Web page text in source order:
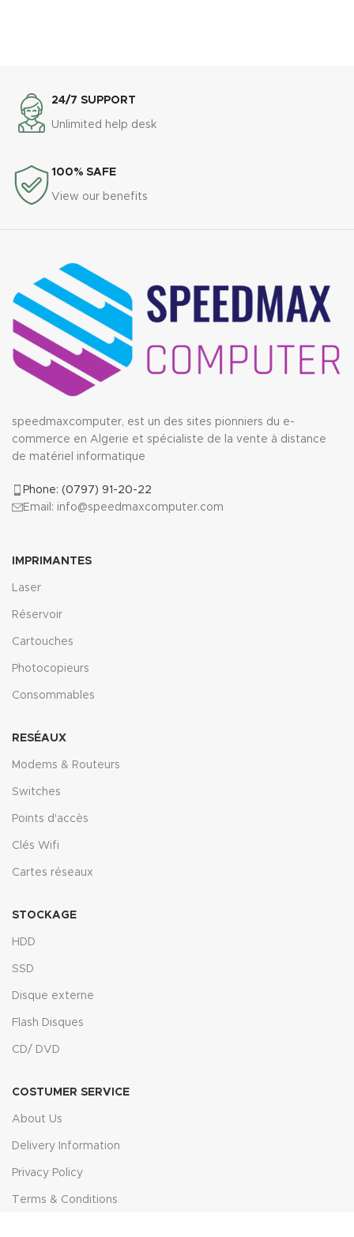
24/7 SUPPORT
Unlimited help desk
100% SAFE
View our benefits
speedmaxcomputer, est un des sites pionniers du e-
commerce en Algerie et spécialiste de la vente à distance
de matériel informatique
Phone: (0797) 91-20-22
Email: info@speedmaxcomputer.com
IMPRIMANTES
Laser
Réservoir
Cartouches
Photocopieurs
Consommables
RESÉAUX
Modems & Routeurs
Switches
Points d'accès
Clés Wifi
Cartes réseaux
STOCKAGE
HDD
SSD
Disque externe
Flash Disques
CD/ DVD
COSTUMER SERVICE
About Us
Delivery Information
Privacy Policy
Terms & Conditions